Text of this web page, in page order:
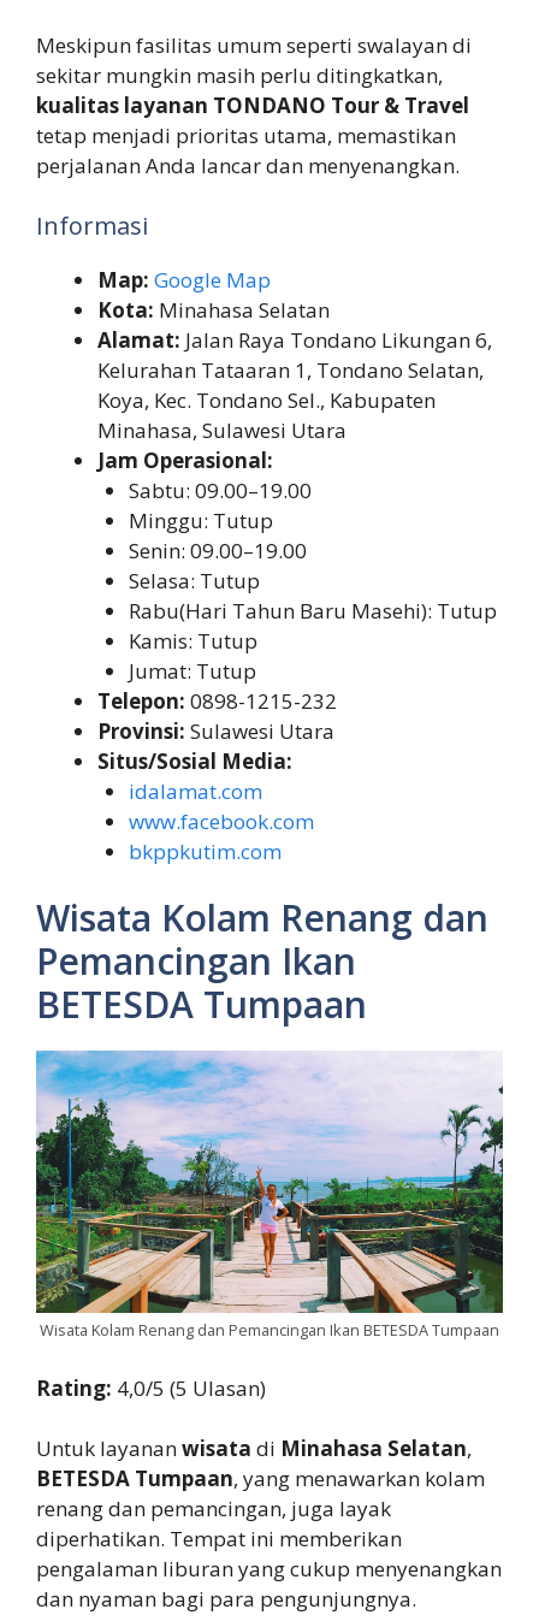
Meskipun fasilitas umum seperti swalayan di
sekitar mungkin masih perlu ditingkatkan,
kualitas layanan TONDANO Tour & Travel
tetap menjadi prioritas utama, memastikan
perjalanan Anda lancar dan menyenangkan.
Informasi
Map: Google Map
Kota: Minahasa Selatan
Alamat: Jalan Raya Tondano Likungan 6,
Kelurahan Tataaran 1, Tondano Selatan,
Koya, Kec. Tondano Sel., Kabupaten
Minahasa, Sulawesi Utara
Jam Operasional:
Sabtu: 09.00–19.00
Minggu: Tutup
Senin: 09.00–19.00
Selasa: Tutup
Rabu(Hari Tahun Baru Masehi): Tutup
Kamis: Tutup
Jumat: Tutup
Telepon: 0898-1215-232
Provinsi: Sulawesi Utara
Situs/Sosial Media:
idalamat.com
www.facebook.com
bkppkutim.com
Wisata Kolam Renang dan
Pemancingan Ikan
BETESDA Tumpaan
Wisata Kolam Renang dan Pemancingan Ikan BETESDA Tumpaan
Rating: 4,0/5 (5 Ulasan)
Untuk layananwisata di Minahasa Selatan,
BETESDA Tumpaan, yang menawarkan kolam
renang dan pemancingan, juga layak
diperhatikan. Tempat ini memberikan
pengalaman liburan yang cukup menyenangkan
dan nyaman bagi para pengunjungnya.